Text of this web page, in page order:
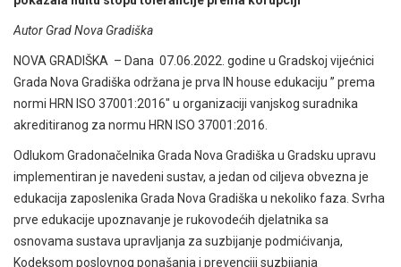
Autor Grad Nova Gradiška
NOVA GRADIŠKA – Dana 07.06.2022. godine u Gradskoj vijećnici
Grada Nova Gradiška održana je prva IN house edukaciju ” prema
normi HRN ISO 37001:2016″ u organizaciji vanjskog suradnika
akreditiranog za normu HRN ISO 37001:2016.
Odlukom Gradonačelnika Grada Nova Gradiška u Gradsku upravu
implementiran je navedeni sustav, a jedan od ciljeva obvezna je
edukacija zaposlenika Grada Nova Gradiška u nekoliko faza. Svrha
prve edukacije upoznavanje je rukovodećih djelatnika sa
osnovama sustava upravljanja za suzbijanje podmićivanja,
Kodeksom poslovnog ponašanja i prevenciji suzbijanja